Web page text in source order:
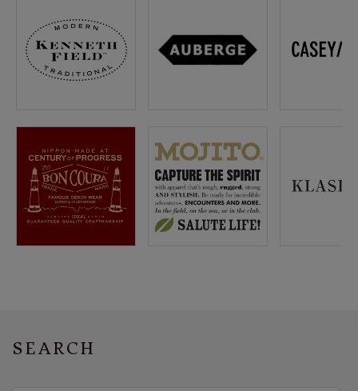
特定商取引法について
お問い合わせ
OFFICIAL WEB SITE
meeting_room ログイン 会員登録
SEARCH